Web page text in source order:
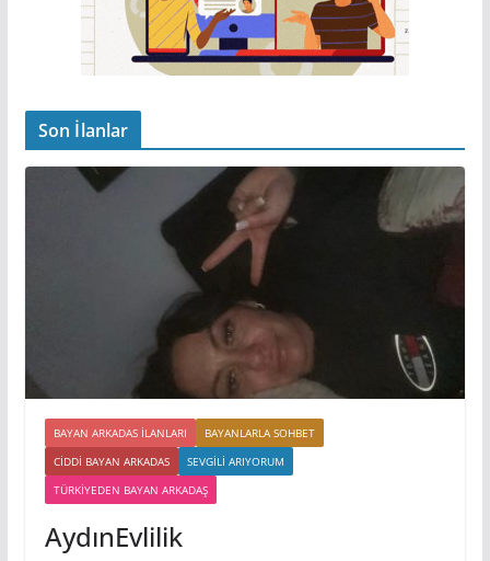
Son İlanlar
BAYAN ARKADAS ILANLARI
BAYANLARLA SOHBET
CIDDI BAYAN ARKADAS
SEVGILI ARIYORUM
TÜRKIYEDEN BAYAN ARKADAŞ
AydınEvlilik